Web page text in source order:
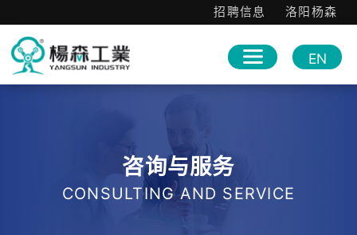
招聘信息 洛阳杨森
EN
咨询与服务
CONSULTING AND SERVICE